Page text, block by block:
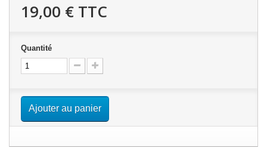
19,00 € TTC
Quantité
Ajouter au panier